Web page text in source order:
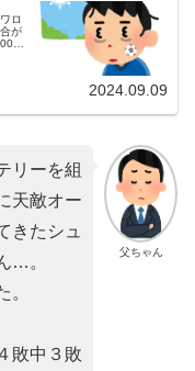
ロ
が
）
2024.09.09
父ちゃん
リーを組
天敵オー
きたシュ
…。
。
敗中３敗